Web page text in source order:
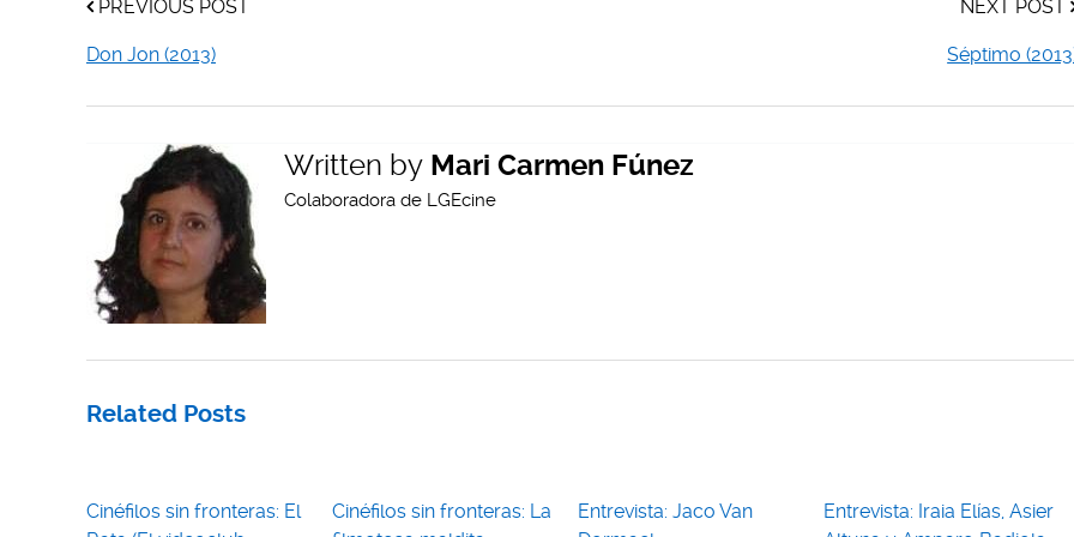
PREVIOUS POST
Don Jon (2013)
NEXT POST
Séptimo
Written by Mari Carmen Fúnez
Colaboradora de LGEcine
Related Posts
Cinéfilos sin fronteras: El
Cinéfilos sin fronteras: La
Entrevista: Jaco Van
Entrevista: Iraia Elías, Asier